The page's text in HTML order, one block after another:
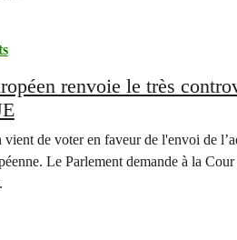
renvoie le très
vient de voter en faveur de l'envoi de
Le Parlement demande à la